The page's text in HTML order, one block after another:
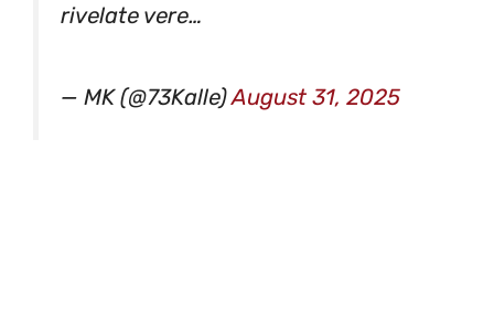
rivelate vere…
— MK (@73Kalle)August 31, 2025